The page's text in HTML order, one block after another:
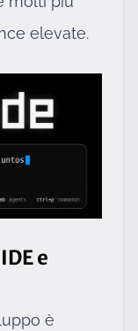
elevate.
e
è